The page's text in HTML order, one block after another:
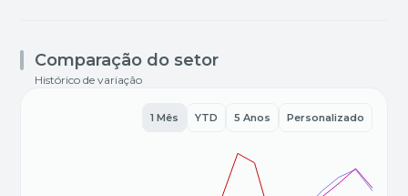
Comparação do setor
Histórico de variação
1 Mês YTD 5 Anos Personalizado